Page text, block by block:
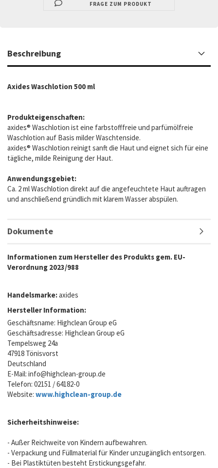
FRAGE ZUM PRODUKT
Beschreibung
Axides Waschlotion 500 ml
Produkteigenschaften:
axides® Waschlotion ist eine farbstofffreie und parfümölfreie
Waschlotion auf Basis milder Waschtenside.
axides® Waschlotion reinigt sanft die Haut und eignet sich für eine
tägliche, milde Reinigung der Haut.
Anwendungsgebiet:
Ca. 2 ml Waschlotion direkt auf die angefeuchtete Haut auftragen
und anschließend gründlich mit klarem Wasser abspülen.
Dokumente
Informationen zum Hersteller des Produkts gem. EU-
Verordnung 2023/988
Handelsmarke:axides
Hersteller Information:
Geschäftsname: Highclean Group eG
Geschäftsadresse: Highclean Group eG
Tempelsweg 24a
47918 Tönisvorst
Deutschland
E-Mail: info@highclean-group.de
Telefon: 02151 / 64182-0
Website: www.highclean-group.de
Sicherheitshinweise:
- Außer Reichweite von Kindern aufbewahren.
- Verpackung und Füllmaterial für Kinder unzugänglich entsorgen.
- Bei Plastiktüten besteht Erstickungsgefahr.